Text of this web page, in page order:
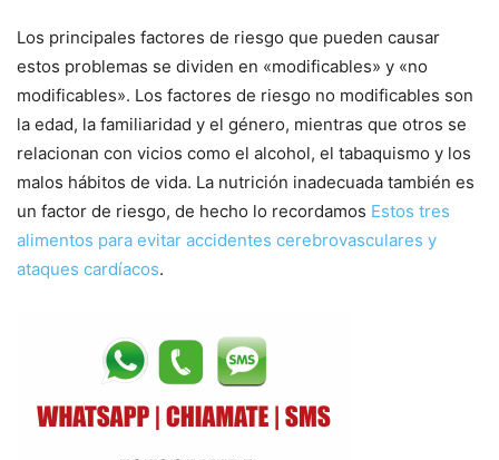
Los principales factores de riesgo que pueden causar
estos problemas se dividen en «modificables» y «no
modificables». Los factores de riesgo no modificables son
la edad, la familiaridad y el género, mientras que otros se
relacionan con vicios como el alcohol, el tabaquismo y los
malos hábitos de vida. La nutrición inadecuada también es
un factor de riesgo, de hecho lo recordamos Estos tres
alimentos para evitar accidentes cerebrovasculares y
ataques cardíacos.